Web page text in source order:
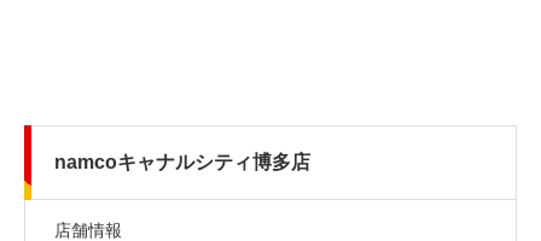
namcoキャナルシティ博多店
店舗情報